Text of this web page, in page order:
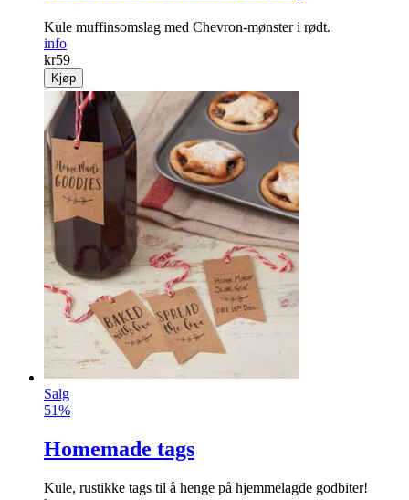
Kule muffinsomslag med Chevron-mønster i rødt.
info
kr59
Kjøp
Salg
51%
Homemade tags
Kule, rustikke tags til å henge på hjemmelagde godbiter!